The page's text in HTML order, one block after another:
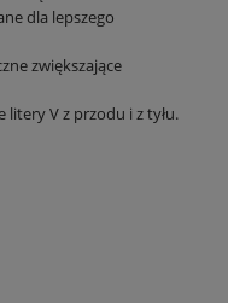
dla lepszego
zwiększające
litery V z przodu i z tyłu.